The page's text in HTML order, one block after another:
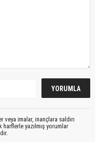
imalar, inançlara saldırı
harflerle yazılmış yorumlar